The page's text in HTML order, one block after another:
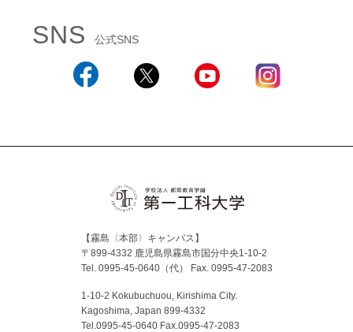
SNS 公式SNS
【霧島〈本部〉キャンパス】
〒899-4332 鹿児島県霧島市国分中央1-10-2
Tel. 0995-45-0640（代）
Fax. 0995-47-2083
1-10-2 Kokubuchuou, Kirishima City.
Kagoshima, Japan 899-4332
Tel.0995-45-0640 Fax.0995-47-2083